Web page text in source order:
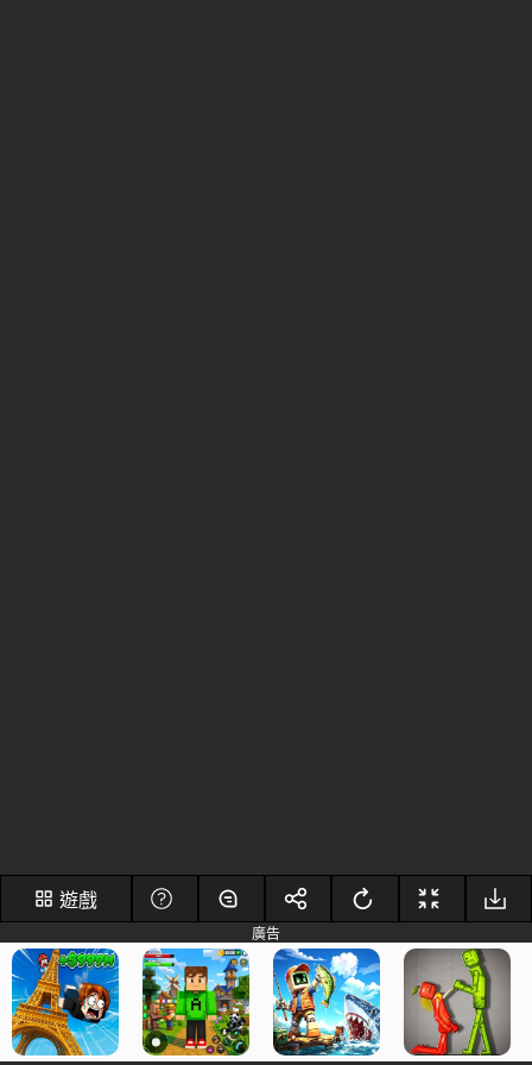
遊戲
廣告